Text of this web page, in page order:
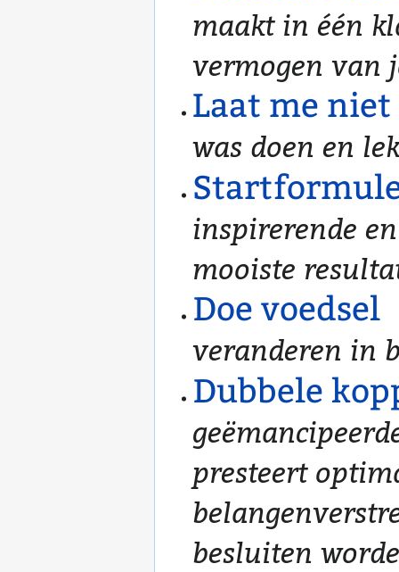
maakt in één
vermogen van
Laat me
was doen en
inspirerende
mooiste
Doe voedsel
veranderen in
Dubbele
presteert
besluiten